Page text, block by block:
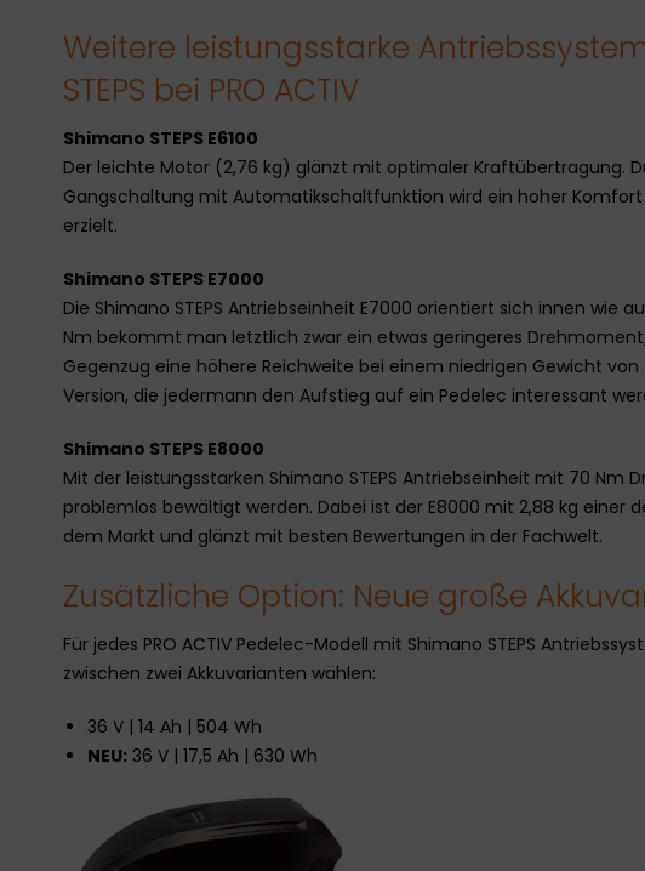
Weitere leistungsstarke
STEPS bei PRO ACTIV
Shimano STEPS E6100
Der leichte Motor (2,76 kg) glänzt mit optimaler Kraftübertragung.
Gangschaltung mit Automatikschaltfunktion wird ein hoher
erzielt.
Shimano STEPS E7000
Die Shimano STEPS Antriebseinheit E7000 orientiert sich innen wie
Nm bekommt man letztlich zwar ein etwas geringeres
Gegenzug eine höhere Reichweite bei einem niedrigen Gewicht von
Version, die jedermann den Aufstieg auf ein Pedelec interessant
Shimano STEPS E8000
Mit der leistungsstarken Shimano STEPS Antriebseinheit mit 70 Nm
problemlos bewältigt werden. Dabei ist der E8000 mit 2,88 kg einer
dem Markt und glänzt mit besten Bewertungen in der Fachwelt.
Zusätzliche Option: Neue große
Für jedes PRO ACTIV Pedelec-Modell mit Shimano STEPS
zwischen zwei Akkuvarianten wählen:
36 V | 14 Ah | 504 Wh
NEU: 36 V | 17,5 Ah | 630 Wh